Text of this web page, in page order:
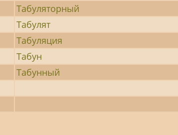
Табуляторный
Табулят
Табуляция
Табун
Табунный